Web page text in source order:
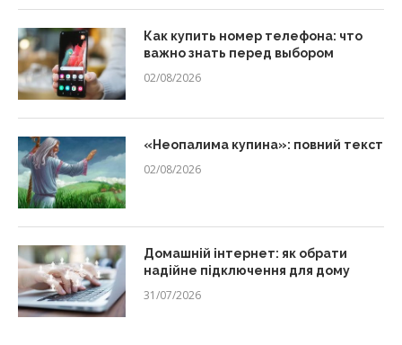
Как купить номер телефона: что
важно знать перед выбором
02/08/2026
«Неопалима купина»: повний текст
02/08/2026
Домашній інтернет: як обрати
надійне підключення для дому
31/07/2026